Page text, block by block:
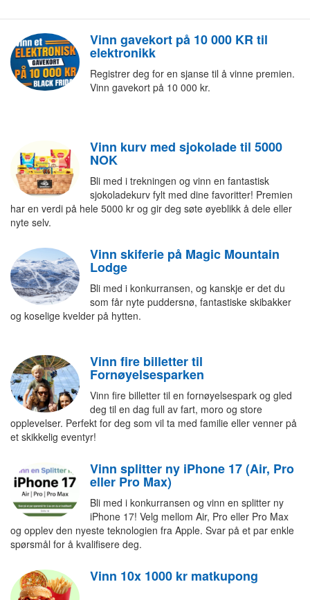
Vinn gavekort på 10 000 KR til
elektronikk
Registrer deg for en sjanse til å vinne premien.
Vinn gavekort på 10 000 kr.
Vinn kurv med sjokolade til 5000
NOK
Bli med i trekningen og vinn en fantastisk
sjokoladekurv fylt med dine favoritter! Premien
har en verdi på hele 5000 kr og gir deg søte øyeblikk å dele eller
nyte selv.
Vinn skiferie på Magic Mountain
Lodge
Bli med i konkurransen, og kanskje er det du
som får nyte puddersnø, fantastiske skibakker
og koselige kvelder på hytten.
Vinn fire billetter til
Fornøyelsesparken
Vinn fire billetter til en fornøyelsespark og gled
deg til en dag full av fart, moro og store
opplevelser. Perfekt for deg som vil ta med familie eller venner på
et skikkelig eventyr!
Vinn splitter ny iPhone 17 (Air, Pro
eller Pro Max)
Bli med i konkurransen og vinn en splitter ny
iPhone 17! Velg mellom Air, Pro eller Pro Max
og opplev den nyeste teknologien fra Apple. Svar på et par enkle
spørsmål for å kvalifisere deg.
Vinn 10x 1000 kr matkupong